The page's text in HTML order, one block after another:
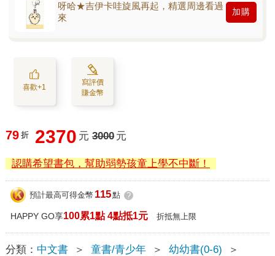
呀哈★吉伊卡哇旋風再起，精選周邊看過
來
加購
喜歡+1
寫評價
賺金幣
79 折 2370 元 3000 元
認購希望書包，幫助弱勢孩童上學不中斷！
預計最高可得金幣 115點 ?
HAPPY GO享100累1點 4點抵1元 折抵無上限
分類： 中文書 ＞ 童書/青少年 ＞ 幼幼書(0-6)
＞